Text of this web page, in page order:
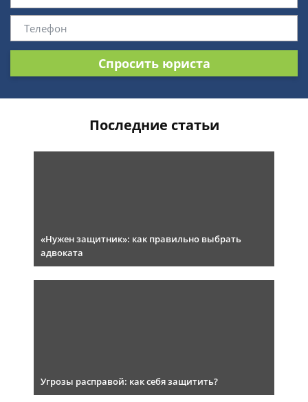
Спросить юриста
Последние статьи
«Нужен защитник»: как правильно выбрать
адвоката
Угрозы расправой: как себя защитить?